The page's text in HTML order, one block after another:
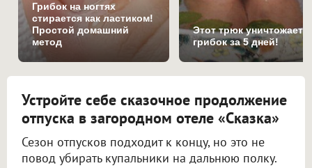
Грибок на ногтях
стирается как ластиком!
Простой домашний
метод
Этот трюк уничтожает
грибок за 5 дней!
Устройте себе сказочное продолжение
отпуска в загородном отеле «Сказка»
Сезон отпусков подходит к концу, но это не
повод убирать купальники на дальнюю полку.